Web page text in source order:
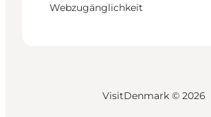
Webzugänglichkeit
VisitDenmark © 2026